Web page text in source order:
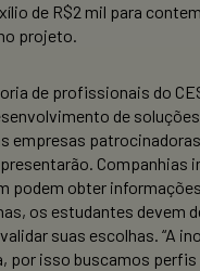
de R$2 mil para
projeto.
de profissionais do
de
empresas
Companhias
podem obter
os estudantes devem
suas escolhas. “A
por isso buscamos